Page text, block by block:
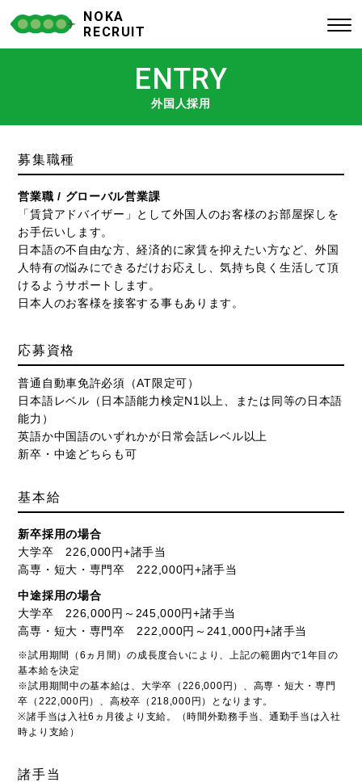
NOKA
RECRUIT
ENTRY
外国人採用
募集職種
営業職 / グローバル営業課
「賃貸アドバイザー」として外国人のお客様のお部屋探しを
お手伝いします。
日本語の不自由な方、経済的に家賃を抑えたい方など、外国
人特有の悩みにできるだけお応えし、気持ち良く生活して頂
けるようサポートします。
日本人のお客様を接客する事もあります。
応募資格
普通自動車免許必須（AT限定可）
日本語レベル（日本語能力検定N1以上、または同等の日本語
能力）
英語か中国語のいずれかが日常会話レベル以上
新卒・中途どちらも可
基本給
新卒採用の場合
大学卒 226,000円+諸手当
高専・短大・専門卒 222,000円+諸手当
中途採用の場合
大学卒 226,000円～245,000円+諸手当
高専・短大・専門卒 222,000円～241,000円+諸手当
※試用期間（6ヵ月間）の成長度合いにより、上記の範囲内で1年目の
基本給を決定
※試用期間中の基本給は、大学卒（226,000円）、高専・短大・専門
卒（222,000円）、高校卒（218,000円）となります。
※諸手当は入社6ヵ月後より支給。（時間外勤務手当、通勤手当は入社
時より支給）
諸手当